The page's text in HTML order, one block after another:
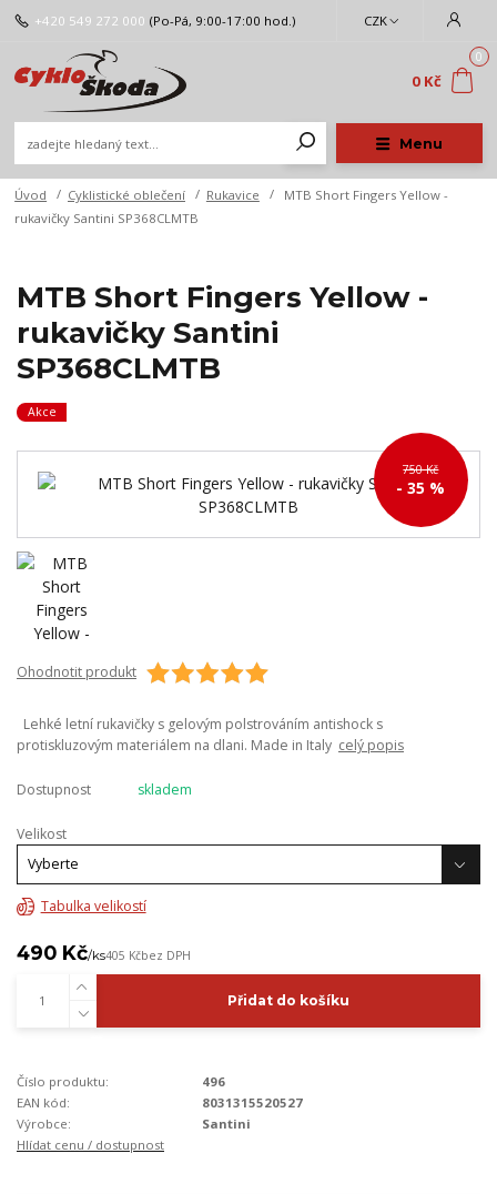
Menu
CZK
+420 549 272 000 (Po-Pá, 9:00-17:00 hod.)
0
0 Kč
Úvod Cyklistické oblečení Rukavice
MTB Short Fingers Yellow -
rukavičky Santini SP368CLMTB
MTB Short Fingers Yellow -
rukavičky Santini
SP368CLMTB
Akce
750 Kč
- 35 %
Ohodnotit produkt
Lehké letní rukavičky s gelovým polstrováním antishock s
protiskluzovým materiálem na dlani. Made in Italy celý popis
Dostupnost skladem
Velikost
Tabulka velikostí
490 Kč/ks405 Kčbez DPH
Přidat do košíku
Číslo produktu:
496
EAN kód:
8031315520527
Výrobce:
Santini
Hlídat cenu / dostupnost